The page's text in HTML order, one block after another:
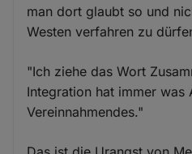
man dort glaubt so und
Westen verfahren zu
"Ich ziehe das Wort
Integration hat immer was
Vereinnahmendes."